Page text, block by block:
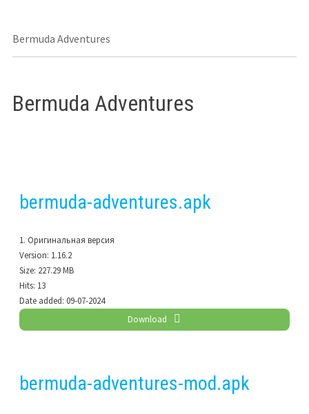
Bermuda Adventures
Bermuda Adventures
bermuda-adventures.apk
1. Оригинальная версия
Version: 1.16.2
Size: 227.29 MB
Hits: 13
Date added: 09-07-2024
Download
bermuda-adventures-mod.apk